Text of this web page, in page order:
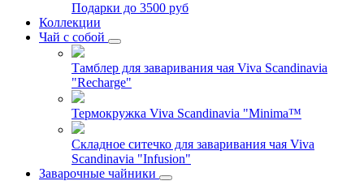
Подарки до 3500 руб
Коллекции
Чай с собой
Тамблер для заваривания чая Viva Scandinavia
"Recharge"
Термокружка Viva Scandinavia "Minima™
Складное ситечко для заваривания чая Viva
Scandinavia "Infusion"
Заварочные чайники